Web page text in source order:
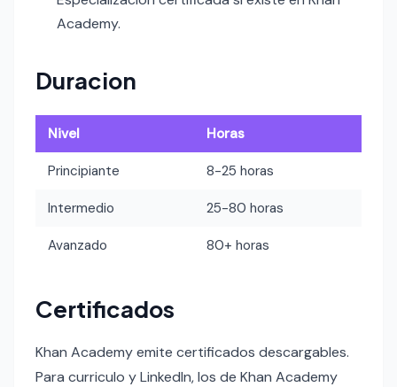
Academy.
Duracion
Nivel Horas
Principiante 8-25 horas
Intermedio 25-80 horas
Avanzado 80+ horas
Certificados
Khan Academy emite certificados descargables.
Para curriculo y LinkedIn, los de Khan Academy